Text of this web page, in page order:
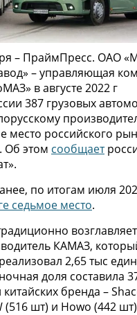
– ПраймПресс. ОАО
– управляющая
в августе 2022 г
387 грузовых
место российского
Об этом сообщает
по итогам июля
седьмое место.
возглавляет
КАМАЗ,
2,65 тыс
доля составила
бренда –
(516 шт) и Howo (442